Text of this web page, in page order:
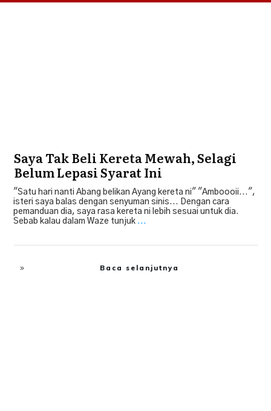
Saya Tak Beli Kereta Mewah, Selagi
Belum Lepasi Syarat Ini
"Satu hari nanti Abang belikan Ayang kereta ni" "Amboooii...",
isteri saya balas dengan senyuman sinis... Dengan cara
pemanduan dia, saya rasa kereta ni lebih sesuai untuk dia.
Sebab kalau dalam Waze tunjuk ...
Baca selanjutnya